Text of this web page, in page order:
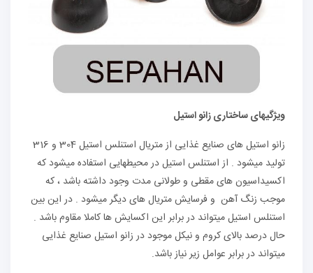
ویژگیهای ساختاری زانو استیل
زانو استیل های صنایع غذایی از متریال استنلس استیل 304 و 316
تولید میشود . از استنلس استیل در محیطهایی استفاده میشود که
اکسیداسیون های مقطی و طولانی مدت وجود داشته باشد ، که
موجب زنگ آهن و فرسایش متریال های دیگر میشود . در این بین
استنلس استیل میتواند در برابر این اکسایش ها کاملا مقاوم باشد .
حال درصد بالای کروم و نیکل موجود در زانو استیل صنایع غذایی
میتواند در برابر عوامل زیر نیاز باشد.